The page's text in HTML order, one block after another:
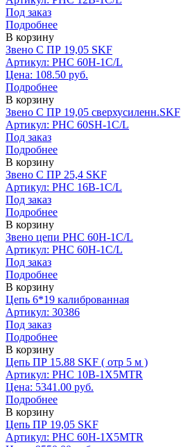
Под заказ
Подробнее
В корзину
Звено С ПР 19,05 SKF
Артикул: PHC 60H-1C/L
Цена: 108.50 руб.
Подробнее
В корзину
Звено С ПР 19,05 сверхусиленн.SKF
Артикул: PHC 60SH-1C/L
Под заказ
Подробнее
В корзину
Звено С ПР 25,4 SKF
Артикул: PHC 16B-1C/L
Под заказ
Подробнее
В корзину
Звено цепи PHC 60H-1C/L
Артикул: PHC 60H-1C/L
Под заказ
Подробнее
В корзину
Цепь 6*19 калиброванная
Артикул: 30386
Под заказ
Подробнее
В корзину
Цепь ПР 15.88 SKF ( отр 5 м )
Артикул: PHC 10B-1X5MTR
Цена: 5341.00 руб.
Подробнее
В корзину
Цепь ПР 19,05 SKF
Артикул: PHC 60H-1X5MTR